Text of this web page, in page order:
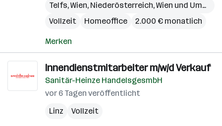
Telfs,Wien, Niederösterreich,Wien und Umgebung
Vollzeit
Homeoffice 2.000 € monatlich
Merken
Innendienstmitarbeiter m/w/d Verkauf
Sanitär-Heinze HandelsgesmbH
vor 6 Tagen veröffentlicht
Linz
Vollzeit